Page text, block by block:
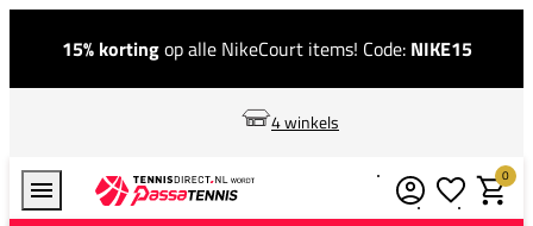
15% kortingop alle NikeCourt items! Code: NIKE15
4 winkels
0